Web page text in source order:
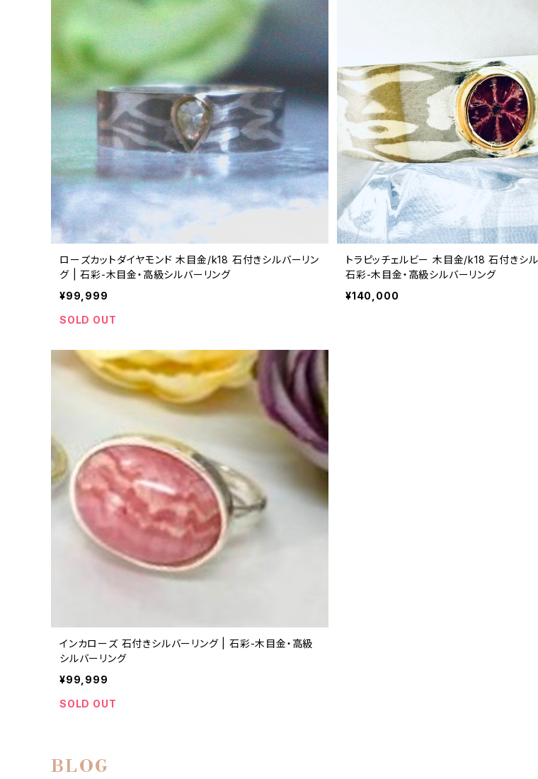
ローズカットダイヤモンド 木目金/k18 石付きシルバーリン
グ | 石彩-木目金・高級シルバーリング
¥99,999
SOLD OUT
トラピッチェルビー 木目金/k18 石付きシル
石彩-木目金・高級シルバーリング
¥140,000
インカローズ 石付きシルバーリング | 石彩-木目金・高級
シルバーリング
¥99,999
SOLD OUT
BLOG